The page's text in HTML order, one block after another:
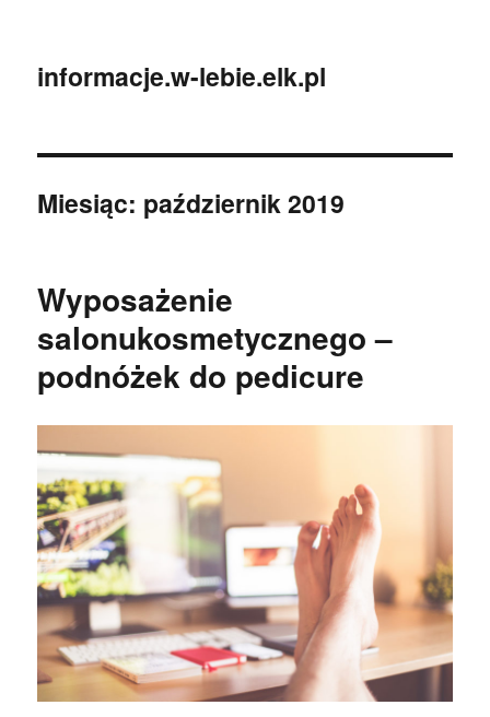
informacje.w-lebie.elk.pl
Miesiąc: październik 2019
Wyposażenie
salonukosmetycznego –
podnóżek do pedicure